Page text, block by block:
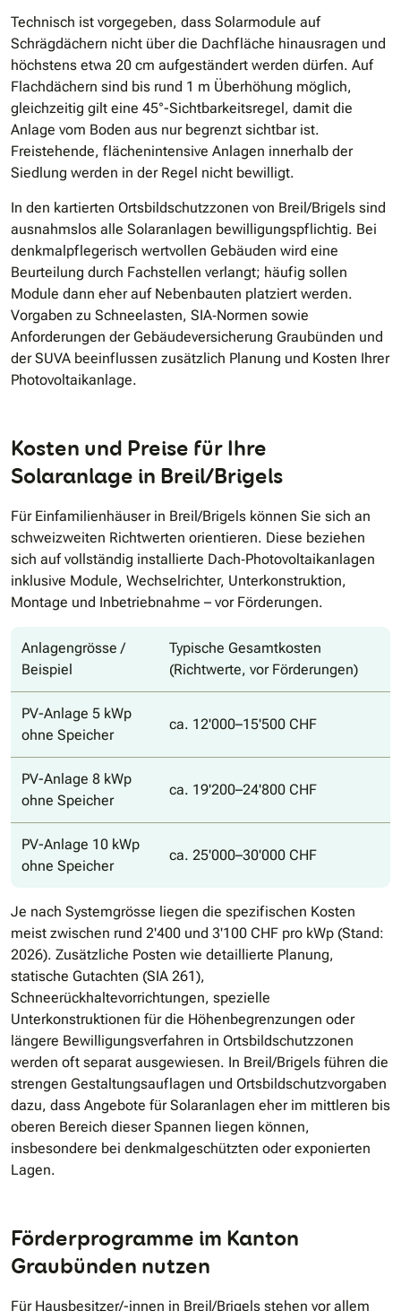
Technisch ist vorgegeben, dass Solarmodule auf
Schrägdächern nicht über die Dachfläche hinausragen und
höchstens etwa 20 cm aufgeständert werden dürfen. Auf
Flachdächern sind bis rund 1 m Überhöhung möglich,
gleichzeitig gilt eine 45°-Sichtbarkeitsregel, damit die
Anlage vom Boden aus nur begrenzt sichtbar ist.
Freistehende, flächenintensive Anlagen innerhalb der
Siedlung werden in der Regel nicht bewilligt.
In den kartierten Ortsbildschutzzonen von Breil/Brigels sind
ausnahmslos alle Solaranlagen bewilligungspflichtig. Bei
denkmalpflegerisch wertvollen Gebäuden wird eine
Beurteilung durch Fachstellen verlangt; häufig sollen
Module dann eher auf Nebenbauten platziert werden.
Vorgaben zu Schneelasten, SIA‐Normen sowie
Anforderungen der Gebäudeversicherung Graubünden und
der SUVA beeinflussen zusätzlich Planung und Kosten Ihrer
Photovoltaikanlage.
Kosten und Preise für Ihre
Solaranlage in Breil/Brigels
Für Einfamilienhäuser in Breil/Brigels können Sie sich an
schweizweiten Richtwerten orientieren. Diese beziehen
sich auf vollständig installierte Dach‐Photovoltaikanlagen
inklusive Module, Wechselrichter, Unterkonstruktion,
Montage und Inbetriebnahme – vor Förderungen.
Anlagengrösse /
Beispiel
Typische Gesamtkosten
(Richtwerte, vor Förderungen)
PV-Anlage 5 kWp
ohne Speicher
ca. 12'000–15'500 CHF
PV-Anlage 8 kWp
ohne Speicher
ca. 19'200–24'800 CHF
PV-Anlage 10 kWp
ohne Speicher
ca. 25'000–30'000 CHF
Je nach Systemgrösse liegen die spezifischen Kosten
meist zwischen rund 2'400 und 3'100 CHF pro kWp (Stand:
2026). Zusätzliche Posten wie detaillierte Planung,
statische Gutachten (SIA 261),
Schneerückhaltevorrichtungen, spezielle
Unterkonstruktionen für die Höhenbegrenzungen oder
längere Bewilligungsverfahren in Ortsbildschutzzonen
werden oft separat ausgewiesen. In Breil/Brigels führen die
strengen Gestaltungsauflagen und Ortsbildschutzvorgaben
dazu, dass Angebote für Solaranlagen eher im mittleren bis
oberen Bereich dieser Spannen liegen können,
insbesondere bei denkmalgeschützten oder exponierten
Lagen.
Förderprogramme im Kanton
Graubünden nutzen
Für Hausbesitzer/-innen in Breil/Brigels stehen vor allem